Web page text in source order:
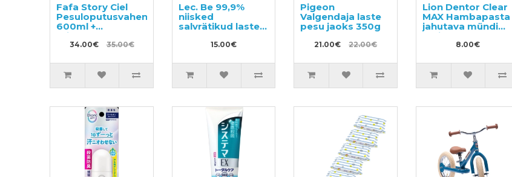
Fafa Story Ciel
Pesuloputusvahend
600ml +
täitepakend
500ml
34.00€ 35.00€
Lec. Be 99,9%
niisked
salvrätikud lastele
15.00€
Pigeon
Valgendaja laste
pesu jaoks 350g
21.00€ 22.00€
Lion Dentor Clear
MAX Hambapasta
jahutava mündi
maitsega 140g
8.00€